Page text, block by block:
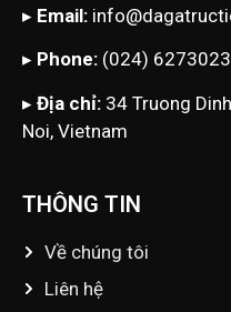
▸ Email:
▸ Phone: (024)
▸ Địa chỉ: 34 Truong
Noi, Vietnam
THÔNG TIN
Về chúng tôi
Liên hệ